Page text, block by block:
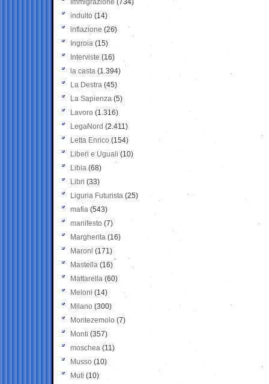
Immigrazione (734)
indulto (14)
inflazione (26)
Ingroia (15)
Interviste (16)
la casta (1.394)
La Destra (45)
La Sapienza (5)
Lavoro (1.316)
LegaNord (2.411)
Letta Enrico (154)
Liberi e Uguali (10)
Libia (68)
Libri (33)
Liguria Futurista (25)
mafia (543)
manifesto (7)
Margherita (16)
Maroni (171)
Mastella (16)
Mattarella (60)
Meloni (14)
Milano (300)
Montezemolo (7)
Monti (357)
moschea (11)
Musso (10)
Muti (10)